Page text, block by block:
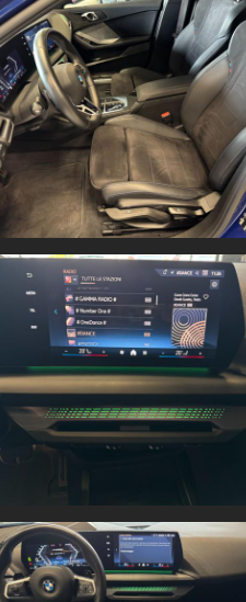
nella pagina
veicolo ,l’offerta è solo